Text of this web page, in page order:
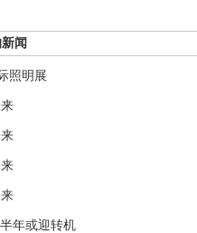
闻
照明展
年或迎转机